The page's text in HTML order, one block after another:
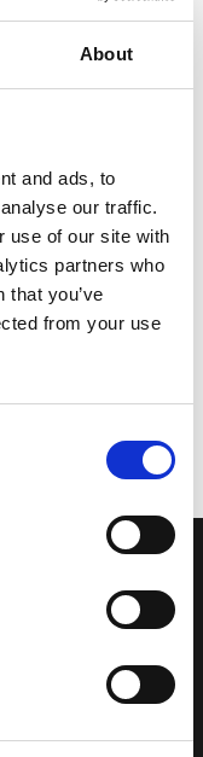
About
and ads, to
our traffic.
use of our site with
partners who
that you’ve
from your use
regione.
che con i suoi